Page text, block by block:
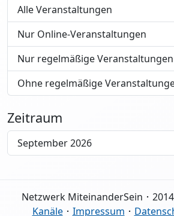
Alle Veranstaltungen
Nur Online-Veranstaltungen
Nur regelmäßige Veranstaltungen
Ohne regelmäßige
Zeitraum
September 2026
Netzwerk MiteinanderSein ･
Kanäle･ Impressum ･